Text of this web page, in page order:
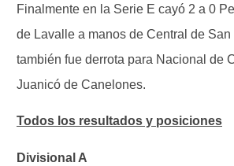
Finalmente en la Serie E cayó 2 a 0
de Lavalle a manos de Central de San
también fue derrota para Nacional de
Juanicó de Canelones.
Todos los resultados y posiciones
Divisional A